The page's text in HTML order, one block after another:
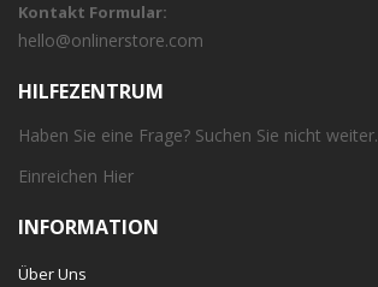
Kontakt Formular:
hello@onlinerstore.com
HILFEZENTRUM
Haben Sie eine Frage? Suchen Sie nicht weiter.
Einreichen Hier
INFORMATION
Über Uns